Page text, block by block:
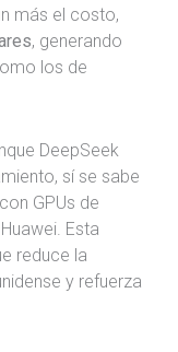
más el costo,
, generando
los de
DeepSeek
sí se sabe
GPUs de
Huawei. Esta
reduce la
y refuerza